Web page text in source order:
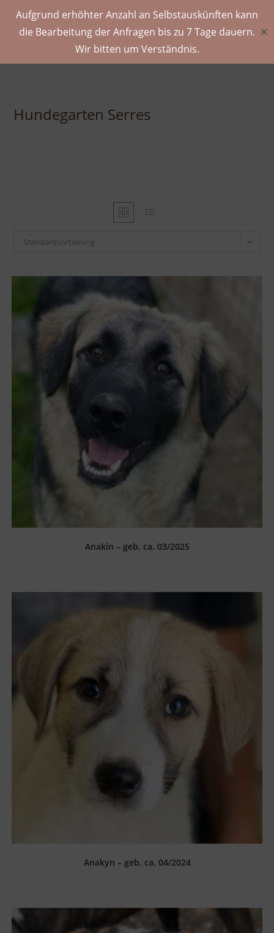
Aufgrund erhöhter Anzahl an Selbstauskünften kann
die Bearbeitung der Anfragen bis zu 7 Tage dauern.
Wir bitten um Verständnis.
✕
Hundegarten Serres
Standardsortierung
Anakin – geb. ca. 03/2025
Anakyn – geb. ca. 04/2024